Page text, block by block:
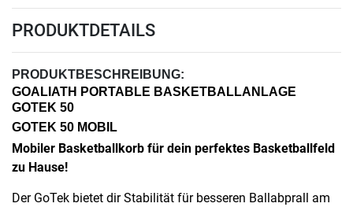
PRODUKTDETAILS
PRODUKTBESCHREIBUNG:
GOALIATH PORTABLE BASKETBALLANLAGE
GOTEK 50
GOTEK 50 MOBIL
Mobiler Basketballkorb für dein perfektes Basketballfeld
zu Hause!
Der GoTek bietet dir Stabilität für besseren Ballabprall am